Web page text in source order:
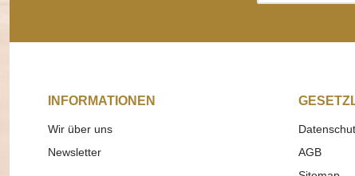
INFORMATIONEN
Wir über uns
Newsletter
AGB